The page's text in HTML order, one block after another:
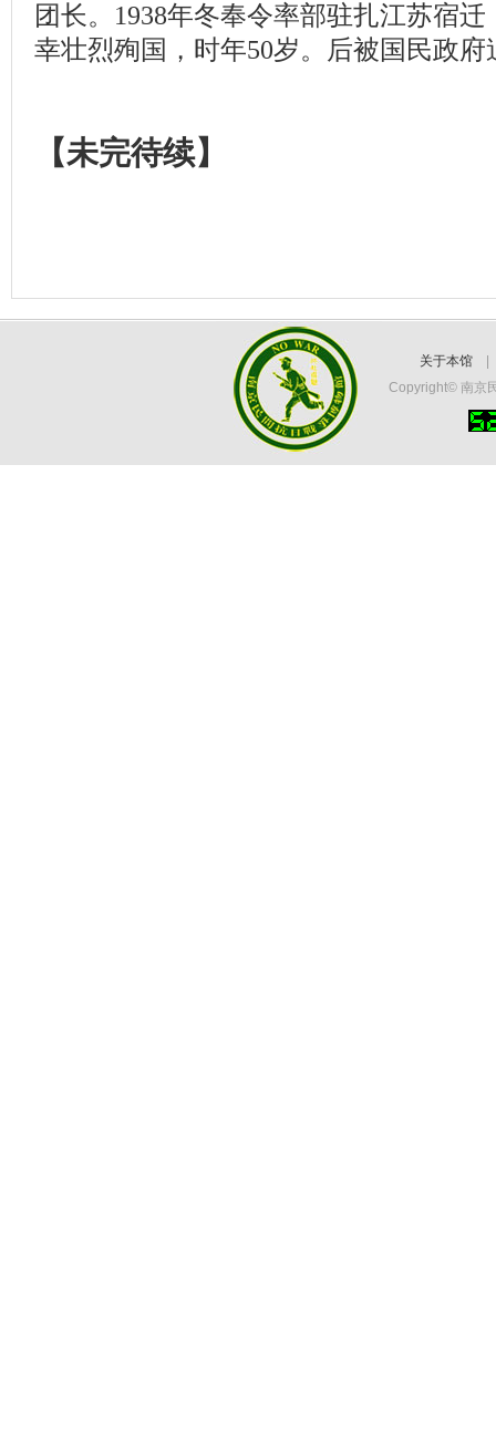
团长。1938年冬奉令率部驻扎江苏宿
幸壮烈殉国，时年50岁。后被国民政
【未完待续】
关于本馆
Copyright© 南京